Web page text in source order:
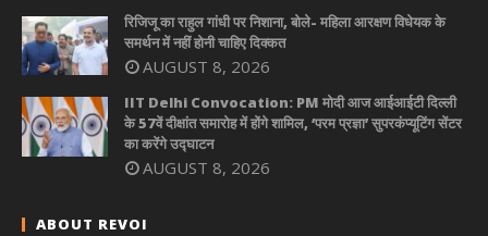
रिजिजू का राहुल गांधी पर निशाना, बोले- महिला आरक्षण विधेयक के
समर्थन में नहीं होनी चाहिए दिक्कत
AUGUST 8, 2026
IIT Delhi Convocation: PM मोदी आज आईआईटी दिल्ली
के 57वें दीक्षांत समारोह में होंगे शामिल, ‘परम प्रज्ञा’ सुपरकंप्यूटिंग सेंटर
का करेंगे उद्घाटन
AUGUST 8, 2026
ABOUT REVOI